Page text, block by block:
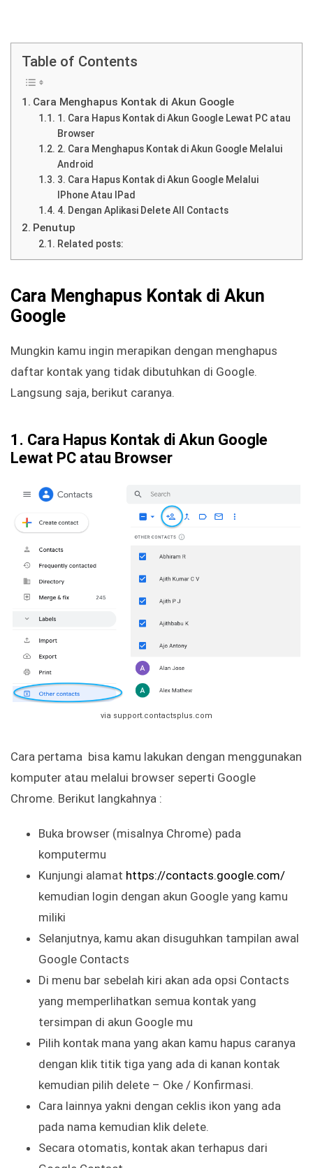
Table of Contents
Cara Menghapus Kontak di Akun Google
1. Cara Hapus Kontak di Akun Google Lewat PC atau
Browser
2. Cara Menghapus Kontak di Akun Google Melalui
Android
3. Cara Hapus Kontak di Akun Google Melalui
IPhone Atau IPad
4. Dengan Aplikasi Delete All Contacts
Penutup
Related posts:
Cara Menghapus Kontak di Akun
Google
Mungkin kamu ingin merapikan dengan menghapus
daftar kontak yang tidak dibutuhkan di Google.
Langsung saja, berikut caranya.
1. Cara Hapus Kontak di Akun Google
Lewat PC atau Browser
via support.contactsplus.com
Cara pertama bisa kamu lakukan dengan menggunakan
komputer atau melalui browser seperti Google
Chrome. Berikut langkahnya :
Buka browser (misalnya Chrome) pada
komputermu
Kunjungi alamat https://contacts.google.com/
kemudian login dengan akun Google yang kamu
miliki
Selanjutnya, kamu akan disuguhkan tampilan awal
Google Contacts
Di menu bar sebelah kiri akan ada opsi Contacts
yang memperlihatkan semua kontak yang
tersimpan di akun Google mu
Pilih kontak mana yang akan kamu hapus caranya
dengan klik titik tiga yang ada di kanan kontak
kemudian pilih delete – Oke / Konfirmasi.
Cara lainnya yakni dengan ceklis ikon yang ada
pada nama kemudian klik delete.
Secara otomatis, kontak akan terhapus dari